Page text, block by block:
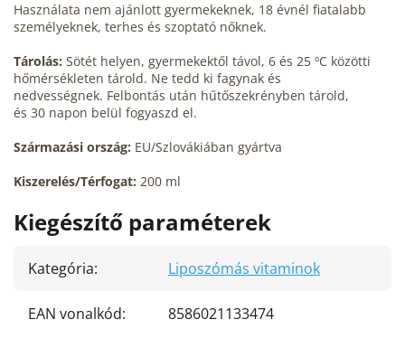
Használata nem ajánlott gyermekeknek, 18 évnél fiatalabb
személyeknek, terhes és szoptató nőknek.
Tárolás: Sötét helyen, gyermekektől távol, 6 és 25 ºC közötti
hőmérsékleten tárold. Ne tedd ki fagynak és
nedvességnek. Felbontás után hűtőszekrényben tárold,
és 30 napon belül fogyaszd el.
Származási ország: EU/Szlovákiában gyártva
Kiszerelés/Térfogat: 200 ml
Kiegészítő paraméterek
Kategória: Liposzómás vitaminok
EAN vonalkód: 8586021133474